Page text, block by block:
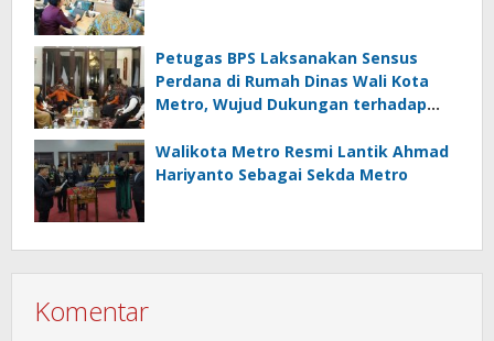
Petugas BPS Laksanakan Sensus
Perdana di Rumah Dinas Wali Kota
Metro, Wujud Dukungan terhadap
Walikota Metro Resmi Lantik Ahmad
Hariyanto Sebagai Sekda Metro
Komentar